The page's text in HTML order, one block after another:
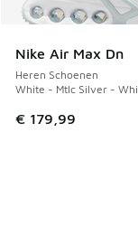
Nike Air Max Dn
Heren Schoenen
White - Mtlc Silver -
€ 179,99